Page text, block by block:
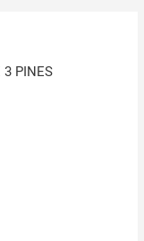
3 PINES